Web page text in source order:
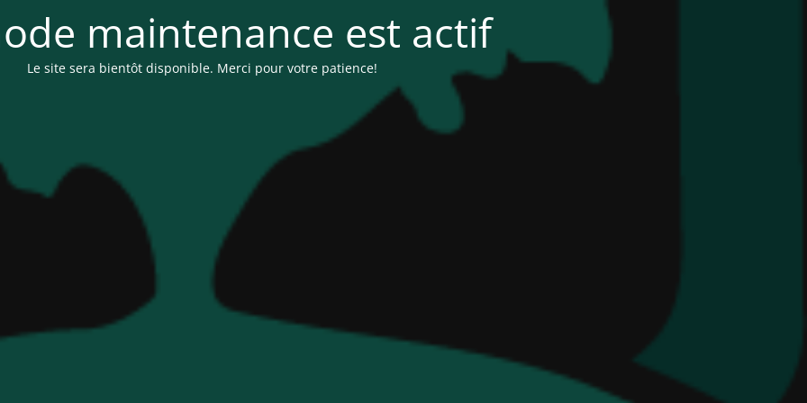
maintenance est actif
Le site sera bientôt disponible. Merci pour votre patience!